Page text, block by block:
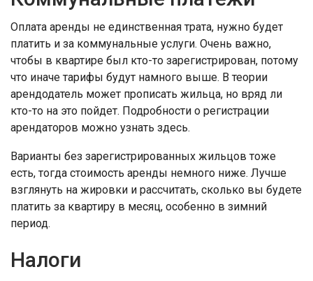
Оплата аренды не единственная трата, нужно будет
платить и за коммунальные услуги. Очень важно,
чтобы в квартире был кто-то зарегистрирован, потому
что иначе тарифы будут намного выше. В теории
арендодатель может прописать жильца, но вряд ли
кто-то на это пойдет. Подробности о регистрации
арендаторов можно узнать здесь.
Варианты без зарегистрированных жильцов тоже
есть, тогда стоимость аренды немного ниже. Лучше
взглянуть на жировки и рассчитать, сколько вы будете
платить за квартиру в месяц, особенно в зимний
период.
Налоги